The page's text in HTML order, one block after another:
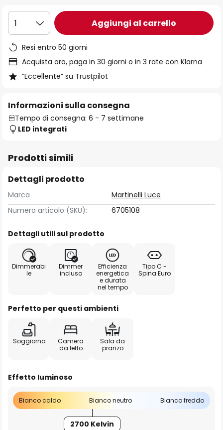
1 Aggiungi al carrello
Resi entro 50 giorni
Acquista ora, paga in 30 giorni o in 3 rate con Klarna
“Eccellente” su Trustpilot
Informazioni sulla consegna
Tempo di consegna: 6 - 7 settimane
LED integrati
Prodotti simili
Dettagli prodotto
Marca
Martinelli Luce
Numero articolo (SKU):
6705108
Dettagli utili sul prodotto
Dimmerabi
le
Dimmer
incluso
Efficienza
energetica
e durata
nel tempo
Tipo C -
Spina Euro
Perfetto per questi ambienti
Soggiorno
Camera
da letto
Sala da
pranzo
Effetto luminoso
Bianco caldo Bianco neutro Bianco freddo
2700 Kelvin